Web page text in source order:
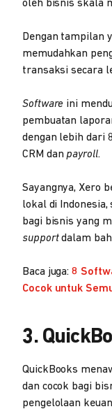
oleh bisnis skala
Dengan tampilan
memudahkan
transaksi secara
Software ini
pembuatan
dengan lebih dari
CRM danpayroll.
Sayangnya, Xero
lokal di
bagi bisnis yang
supportdalam
Baca juga:8
Cocok untuk
3.
QuickBooks
dan cocok bagi
pengelolaan